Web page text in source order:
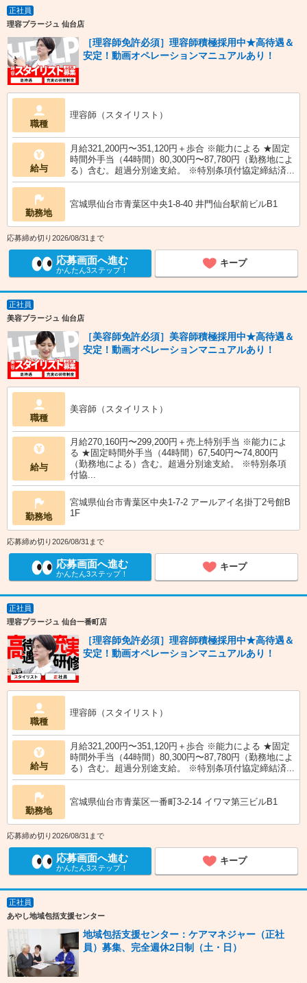
正社員
理容プラージュ 仙台店
［理容師免許必須］理容師積極採用中★高待遇＆
安定！動画オペレーションマニュアルあり！
職種
理容師（スタイリスト）
給与
月給321,200円〜351,120円＋歩合 ※能力による ★固定
時間外手当（44時間）80,300円〜87,780円（勤務地によ
る）含む。超過分別途支給。 ※特別条項付協定締結済...
勤務地
宮城県仙台市青葉区中央1-8-40 井門仙台駅前ビルB1
応募締め切り2026/08/31まで
応募画面へ進む
かんたん3ステップ！
キープ
正社員
美容プラージュ 仙台店
［美容師免許必須］美容師積極採用中★高待遇＆
安定！動画オペレーションマニュアルあり！
職種
美容師（スタイリスト）
給与
月給270,160円〜299,200円＋売上特別手当 ※能力によ
る ★固定時間外手当（44時間）67,540円〜74,800円
（勤務地による）含む。超過分別途支給。 ※特別条項
付協...
勤務地
宮城県仙台市青葉区中央1-7-2 アールアイ名掛丁2号館B
1F
応募締め切り2026/08/31まで
応募画面へ進む
かんたん3ステップ！
キープ
正社員
理容プラージュ 仙台一番町店
［理容師免許必須］理容師積極採用中★高待遇＆
安定！動画オペレーションマニュアルあり！
職種
理容師（スタイリスト）
給与
月給321,200円〜351,120円＋歩合 ※能力による ★固定
時間外手当（44時間）80,300円〜87,780円（勤務地によ
る）含む。超過分別途支給。 ※特別条項付協定締結済...
勤務地
宮城県仙台市青葉区一番町3-2-14 イワマ第三ビルB1
応募締め切り2026/08/31まで
応募画面へ進む
かんたん3ステップ！
キープ
正社員
あやし地域包括支援センター
地域包括支援センター：ケアマネジャー（正社
員）募集、完全週休2日制（土・日）